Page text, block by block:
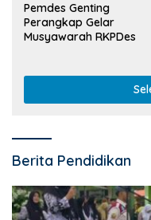
Pemdes Genting
Perangkap Gelar
Musyawarah RKPDes
Berita Pendidikan